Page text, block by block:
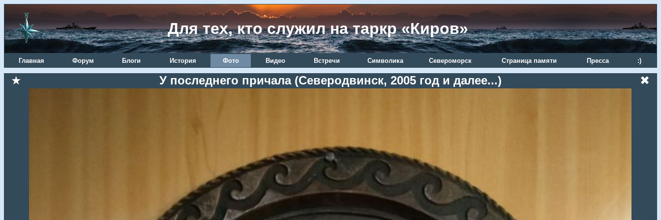
Для тех, кто служил на таркр «Киров»
Главная Форум Блоги История Фото Видео Встречи Символика Североморск Страница памяти Пресса :)
★ У последнего причала (Северодвинск, 2005 год и далее...) ✖